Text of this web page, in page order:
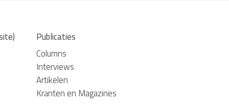
Publicaties
Columns
Interviews
Artikelen
Kranten en Magazines